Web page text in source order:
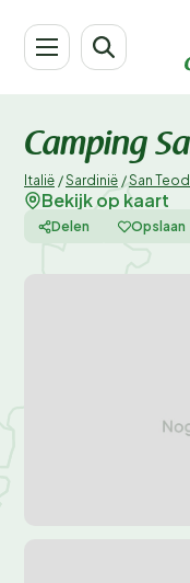
Camping
Italië /Sardinië /San
Bekijk op kaart
Delen Opslaan